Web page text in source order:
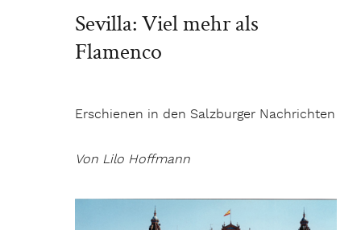
Sevilla: Viel mehr als
Flamenco
Erschienen in den Salzburger Nachrichten
Von Lilo Hoffmann